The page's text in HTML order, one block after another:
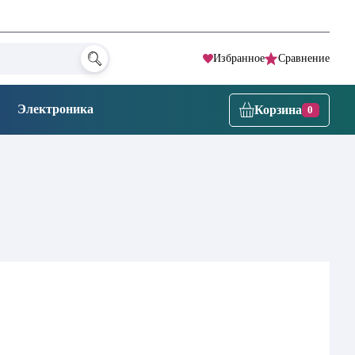
Избранное Сравнение
Электроника Корзина 0